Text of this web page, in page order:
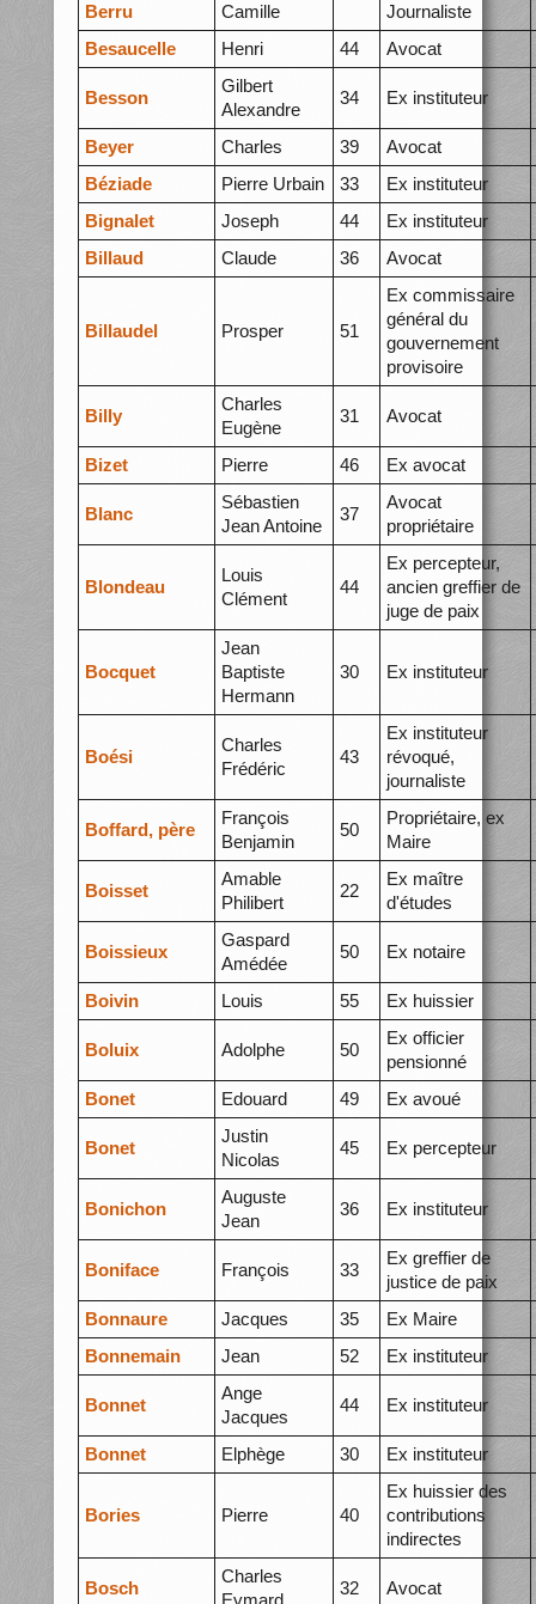
Berru
Camille
Journaliste
Besaucelle
Henri 44 Avocat
Besson
Gilbert
Alexandre
34 Ex instituteur
Beyer Charles 39
Avocat
Béziade
Pierre Urbain 33
Ex instituteur
Bignalet
Joseph 44
Ex instituteur
Billaud
Claude 36 Avocat
Billaudel Prosper 51
Ex commissaire
général du
gouvernement
provisoire
Billy
Charles
Eugène
31 Avocat
Bizet Pierre 46 Ex avocat
Blanc
Sébastien
Jean Antoine
37
Avocat
propriétaire
Blondeau
Louis
Clément
44
Ex percepteur,
ancien greffier de
juge de paix
Bocquet
Jean
Baptiste
Hermann
30 Ex instituteur
Boési
Charles
Frédéric
43
Ex instituteur
révoqué,
journaliste
Boffard, père
François
Benjamin
50
Propriétaire, ex
Maire
Boisset
Amable
Philibert
22
Ex maître
d'études
Boissieux
Gaspard
Amédée
50 Ex notaire
Boivin Louis 55 Ex huissier
Boluix Adolphe 50
Ex officier
pensionné
Bonet
Edouard 49 Ex avoué
Bonet
Justin
Nicolas
45 Ex percepteur
Bonichon
Auguste
Jean
36 Ex instituteur
Boniface François 33
Ex greffier de
justice de paix
Bonnaure
Jacques 35
Ex Maire
Bonnemain
Jean 52 Ex instituteur
Bonnet
Ange
Jacques
44 Ex instituteur
Bonnet Elphège 30 Ex instituteur
Bories Pierre 40
Ex huissier des
contributions
indirectes
Bosch
Charles
32 Avocat